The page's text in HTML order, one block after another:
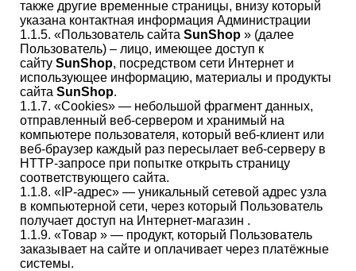
также другие временные страницы, внизу который
указана контактная информация Администрации
1.1.5. «Пользователь сайта SunShop » (далее
Пользователь) – лицо, имеющее доступ к
сайту SunShop, посредством сети Интернет и
использующее информацию, материалы и продукты
сайта SunShop.
1.1.7. «Cookies» — небольшой фрагмент данных,
отправленный веб-сервером и хранимый на
компьютере пользователя, который веб-клиент или
веб-браузер каждый раз пересылает веб-серверу в
HTTP-запросе при попытке открыть страницу
соответствующего сайта.
1.1.8. «IP-адрес» — уникальный сетевой адрес узла
в компьютерной сети, через который Пользователь
получает доступ на Интернет-магазин .
1.1.9. «Товар » — продукт, который Пользователь
заказывает на сайте и оплачивает через платёжные
системы.